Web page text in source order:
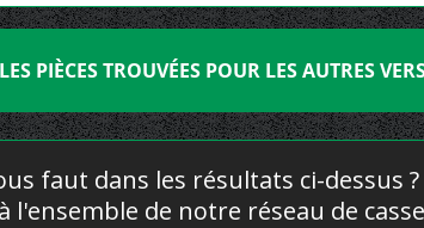
PIÈCES TROUVÉES POUR LES AUTRES
faut dans les résultats ci-dessus
l'ensemble de notre réseau de